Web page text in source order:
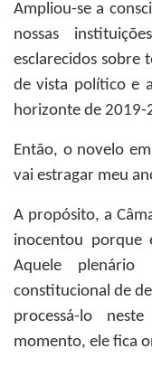
Ampliou-se a
nossas
esclarecidos sobre
de vista político e
horizonte de
Então, o novelo
vai estragar meu
A propósito, a
inocentou porque
Aquele
constitucional de
processá-lo
momento, ele fica